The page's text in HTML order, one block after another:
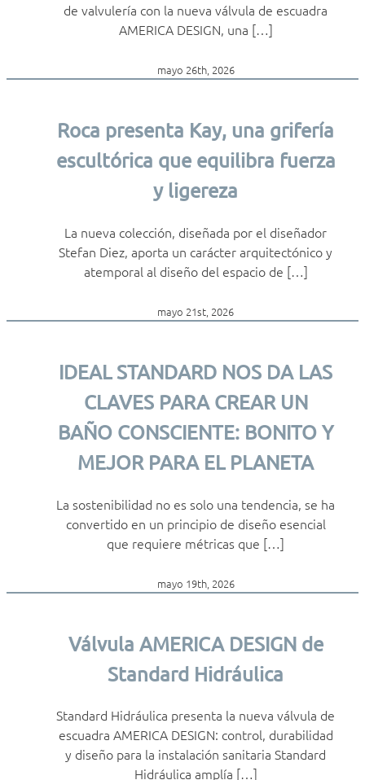
de valvulería con la nueva válvula de escuadra
AMERICA DESIGN, una […]
mayo 26th, 2026
Roca presenta Kay, una grifería
escultórica que equilibra fuerza
y ligereza
La nueva colección, diseñada por el diseñador
Stefan Diez, aporta un carácter arquitectónico y
atemporal al diseño del espacio de […]
mayo 21st, 2026
IDEAL STANDARD NOS DA LAS
CLAVES PARA CREAR UN
BAÑO CONSCIENTE: BONITO Y
MEJOR PARA EL PLANETA
La sostenibilidad no es solo una tendencia, se ha
convertido en un principio de diseño esencial
que requiere métricas que […]
mayo 19th, 2026
Válvula AMERICA DESIGN de
Standard Hidráulica
Standard Hidráulica presenta la nueva válvula de
escuadra AMERICA DESIGN: control, durabilidad
y diseño para la instalación sanitaria Standard
Hidráulica amplía […]